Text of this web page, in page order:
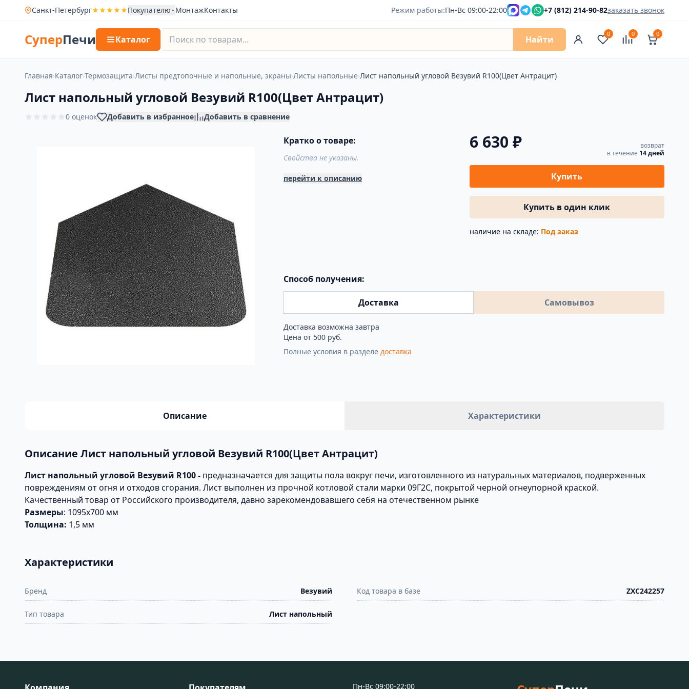
Санкт-Петербург Покупателю МонтажКонтакты Режим работы:Пн-Вс 09:00-22:00 +7 (812) 214-90-82заказать звонок
СуперПечи Каталог Найти
0 0 0
Главная›Каталог›Термозащита›Листы предтопочные и напольные, экраны›Листы напольные›Лист напольный угловой Везувий R100(Цвет Антрацит)
Лист напольный угловой Везувий R100(Цвет Антрацит)
0 оценок Добавить в избранное Добавить в сравнение
Кратко о товаре:
Свойства не указаны.
перейти к описанию
6 630 ₽
возврат
в течение 14 дней
Купить
Купить в один клик
наличие на складе: Под заказ
Способ получения:
Доставка Самовывоз
Доставка возможна завтра
Цена от 500 руб.
Полные условия в разделе доставка
Описание Характеристики
Описание Лист напольный угловой Везувий R100(Цвет Антрацит)
Лист напольный угловой Везувий R100 - предназначается для защиты пола вокруг печи, изготовленного из натуральных материалов, подверженных
повреждениям от огня и отходов сгорания. Лист выполнен из прочной котловой стали марки 09Г2С, покрытой черной огнеупорной краской.
Качественный товар от Российского производителя, давно зарекомендовавшего себя на отечественном рынке
Размеры: 1095x700 мм
Толщина: 1,5 мм
Характеристики
Бренд Везувий Код товара в базе ZXC242257
Тип товара Лист напольный
Пн-Вс 09:00-22:00